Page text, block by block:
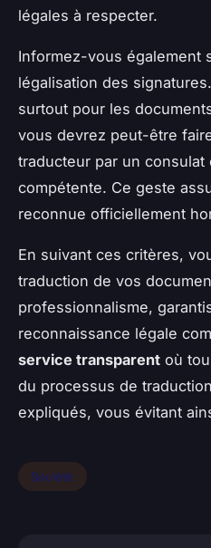
légales à respecter.
Informez-vous également
légalisation des
surtout pour les
vous devrez peut-être
traducteur par un consulat
compétente. Ce geste
reconnue officiellement
En suivant ces critères,
traduction de vos
professionnalisme,
reconnaissance légale
service transparent où
du processus de
expliqués, vous évitant
Société